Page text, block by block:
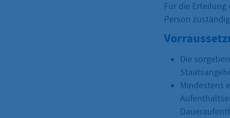
Für die
Person
Die
Mindestens